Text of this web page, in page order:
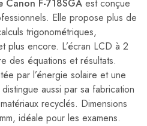
Canon F-718SGA est conçue
Elle propose plus de
trigonométriques,
plus encore. L’écran LCD à 2
des équations et résultats.
par l’énergie solaire et une
aussi par sa fabrication
recyclés. Dimensions
idéale pour les examens.